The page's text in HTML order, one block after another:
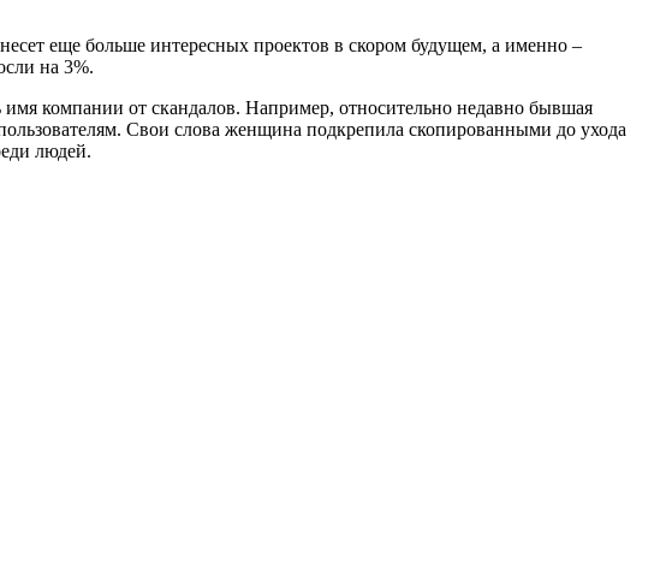
еще больше интересных проектов в скором будущем, а именно –
на 3%.
компании от скандалов. Например, относительно недавно бывшая
Свои слова женщина подкрепила скопированными до ухода
людей.